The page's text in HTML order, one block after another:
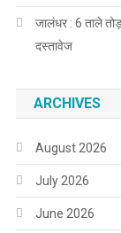
जालंधर : 6 ताले
दस्तावेज
ARCHIVES
August 2026
July 2026
June 2026